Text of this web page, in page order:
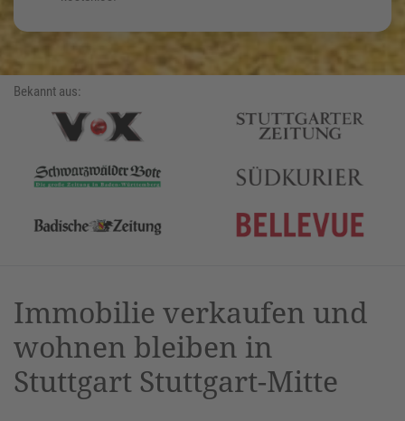
Bekannt aus:
Immobilie verkaufen und
wohnen bleiben in
Stuttgart Stuttgart-Mitte